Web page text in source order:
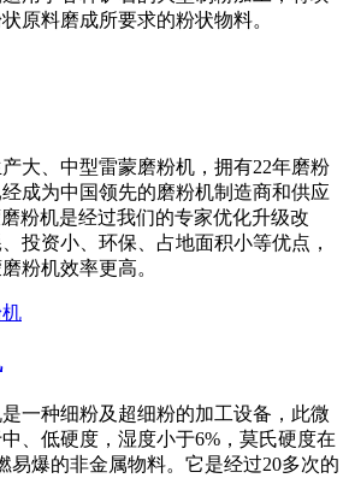
原料磨成所要求的粉状物料。
大、中型雷蒙磨粉机，拥有22年磨粉
成为中国领先的磨粉机制造商和供应
粉机是经过我们的专家优化升级改
投资小、环保、占地面积小等优点，
粉机效率更高。
一种细粉及超细粉的加工设备，此微
、低硬度，湿度小于6%，莫氏硬度在
易爆的非金属物料。它是经过20多次的